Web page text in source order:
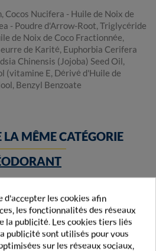
Cocos Nucifera - Huile de Noix de
- Poudre d'Arrow-Root, Triglycéride
de Noix de Coco Fractionnée,
de Karité, Euphorbia Cerifera
Chinensis (Jojoba) Seed Oil,
(vitamine E, Dérivé d'Huile de
Benzyl Benzoate
LA MÊME CATÉGORIE
d'accepter les cookies afin
les fonctionnalités des réseaux
la publicité. Les cookies tiers liés
publicité sont utilisés pour vous
sur les réseaux sociaux,